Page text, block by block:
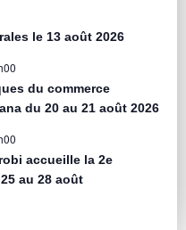
le 13 août 2026
du commerce
du 20 au 21 août 2026
accueille la 2e
au 28 août